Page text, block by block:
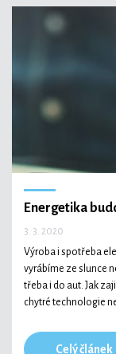
Energetika
3. 3. 2020
Výroba i spotřeba
vyrábíme ze slunce
třeba i do aut. Jak
chytré technologie
Celý článek